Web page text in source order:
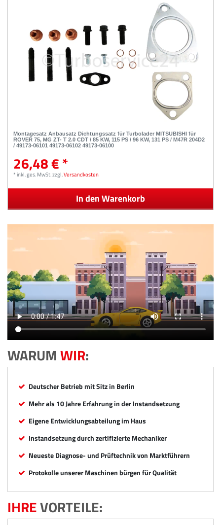
Montagesatz Anbausatz Dichtungssatz für Turbolader MITSUBISHI für
ROVER 75, MG ZT- T 2.0 CDT / 85 KW, 115 PS / 96 KW, 131 PS / M47R 204D2
/ 49173-06101 49173-06102 49173-06100
26,48 € *
*inkl. ges. MwSt.zzgl.Versandkosten
In den Warenkorb
WARUMWIR:
Deutscher Betrieb mit Sitz in Berlin
Mehr als 10 Jahre Erfahrung in der Instandsetzung
Eigene Entwicklungsabteilung im Haus
Instandsetzung durch zertifizierte Mechaniker
Neueste Diagnose- und Prüftechnik von Marktführern
Protokolle unserer Maschinen bürgen für Qualität
IHREVORTEILE: